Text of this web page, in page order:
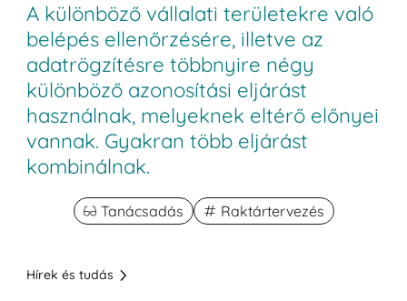
A különböző vállalati területekre való
belépés ellenőrzésére, illetve az
adatrögzítésre többnyire négy
különböző azonosítási eljárást
használnak, melyeknek eltérő előnyei
vannak. Gyakran több eljárást
kombinálnak.
Tanácsadás Raktártervezés
Hírek és tudás